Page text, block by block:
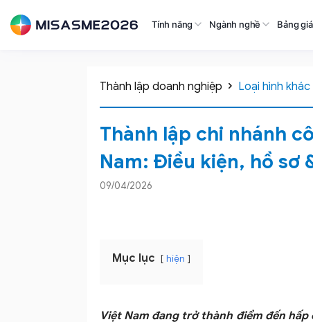
Tính năng Ngành nghề Bảng giá
Thành lập doanh nghiệp Loại hình khác
Thành lập chi nhánh
Nam: Điều kiện, hồ sơ
09/04/2026
Mục lục hiện
Việt Nam đang trở thành điểm đến